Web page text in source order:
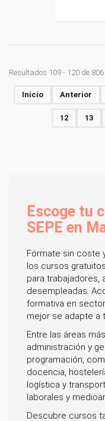
Resultados 109 - 120 de 806
Inicio Anterior
12 13
Escoge tu
SEPE en
Fórmate sin coste
los cursos
para trabajadores,
desempleadas.
formativa en
mejor se adapte a
Entre las áreas
administración y
programación,
docencia,
logística y
laborales y
Descubre cursos